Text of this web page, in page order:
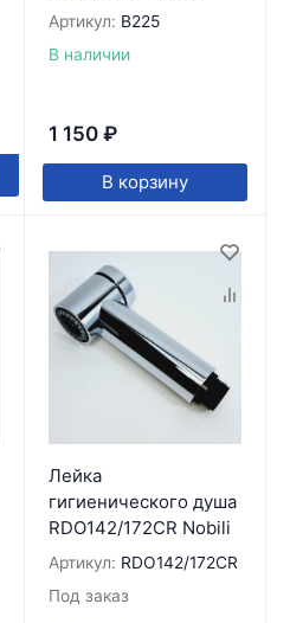
Артикул: B225
В наличии
1 150 ₽
В корзину
Лейка
гигиенического душа
RDO142/172CR Nobili
Артикул: RDO142/172CR
Под заказ